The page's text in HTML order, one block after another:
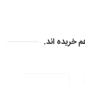
خریده اند.